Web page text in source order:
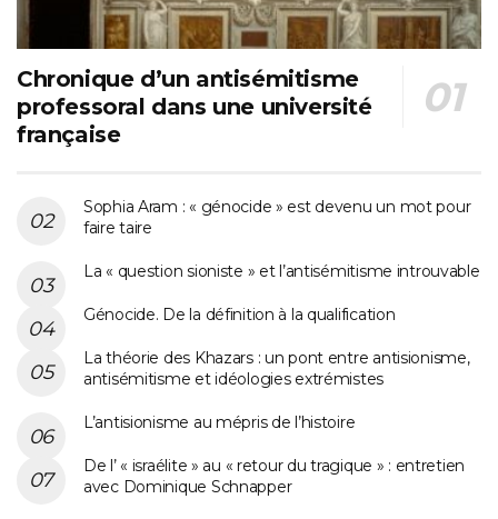
Chronique d’un antisémitisme
professoral dans une université
française
Sophia Aram : « génocide » est devenu un mot pour
faire taire
La « question sioniste » et l’antisémitisme introuvable
Génocide. De la définition à la qualification
La théorie des Khazars : un pont entre antisionisme,
antisémitisme et idéologies extrémistes
L’antisionisme au mépris de l’histoire
De l’ « israélite » au « retour du tragique » : entretien
avec Dominique Schnapper